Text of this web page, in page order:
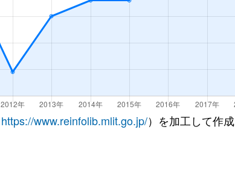
https://www.reinfolib.mlit.go.jp/）を加工して作成